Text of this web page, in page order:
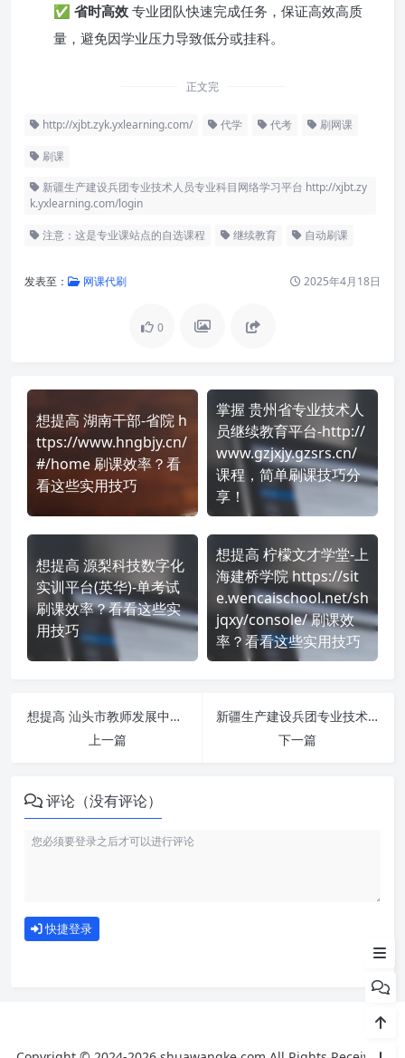
✅ 省时高效 专业团队快速完成任务，保证高效高质
量，避免因学业压力导致低分或挂科。
正文完
http://xjbt.zyk.yxlearning.com/ 代学 代考 刷网课
刷课
新疆生产建设兵团专业技术人员专业科目网络学习平台 http://xjbt.zy
k.yxlearning.com/login
注意：这是专业课站点的自选课程 继续教育 自动刷课
发表至： 网课代刷 2025年4月18日
0
想提高 湖南干部-省院 h
ttps://www.hngbjy.cn/
#/home 刷课效率？看
看这些实用技巧
掌握 贵州省专业技术人
员继续教育平台-http://
www.gzjxjy.gzsrs.cn/
课程，简单刷课技巧分
享！
想提高 源梨科技数字化
实训平台(英华)-单考试
刷课效率？看看这些实
用技巧
想提高 柠檬文才学堂-上
海建桥学院 https://sit
e.wencaischool.net/sh
jqxy/console/ 刷课效
率？看看这些实用技巧
想提高 汕头市教师发展中心服务平台-https://jsfzzx.shantou.gov.cn/ 刷课效率？看看这些实用技巧
上一篇
新疆生产建设兵团专业技术人员专业科目网络学习平台-http://xjbt.zyk.yxlearning.com/ 课程学习无压力！教你高效刷题技巧
下一篇
评论（没有评论）
快捷登录